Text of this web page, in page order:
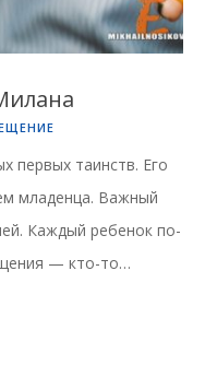
первых таинств. Его
младенца. Важный
Каждый ребенок по-
— кто-то…